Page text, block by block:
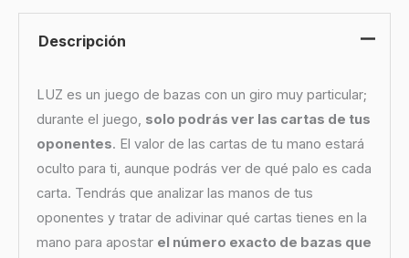
Descripción
LUZ es un juego de bazas con un giro muy particular;
durante el juego, solo podrás ver las cartas de tus
oponentes. El valor de las cartas de tu mano estará
oculto para ti, aunque podrás ver de qué palo es cada
carta. Tendrás que analizar las manos de tus
oponentes y tratar de adivinar qué cartas tienes en la
mano para apostar el número exacto de bazas que